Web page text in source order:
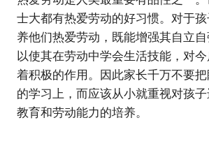
士大都有热爱劳动的好习惯。对于
养他们热爱劳动，既能增强其自立
以使其在劳动中学会生活技能，对
着积极的作用。因此家长千万不要
的学习上，而应该从小就重视对孩
教育和劳动能力的培养。